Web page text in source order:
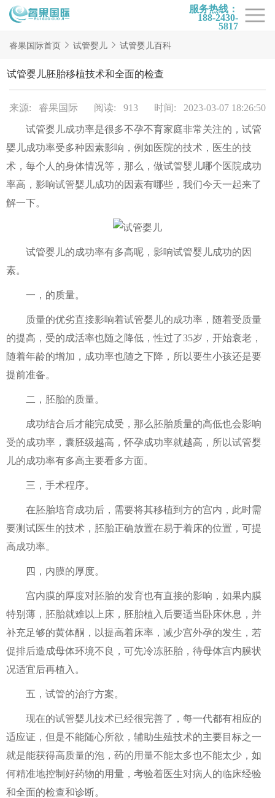
服务热线：
188-2430-
5817
首页
试管项目
试管百科
试管医院
睿果国际
睿果国际首页 试管婴儿 试管婴儿百科
试管婴儿胚胎移植技术和全面的检查
来源: 睿果国际 阅读: 913 时间: 2023-03-07 18:26:50
试管婴儿成功率是很多不孕不育家庭非常关注的，试管
婴儿成功率受多种因素影响，例如医院的技术，医生的技
术，每个人的身体情况等，那么，做试管婴儿哪个医院成功
率高，影响试管婴儿成功的因素有哪些，我们今天一起来了
解一下。
试管婴儿的成功率有多高呢，影响试管婴儿成功的因
素。
一，的质量。
质量的优劣直接影响着试管婴儿的成功率，随着受质量
的提高，受的成活率也随之降低，性过了35岁，开始衰老，
随着年龄的增加，成功率也随之下降，所以要生小孩还是要
提前准备。
二，胚胎的质量。
成功结合后才能完成受，那么胚胎质量的高低也会影响
受的成功率，囊胚级越高，怀孕成功率就越高，所以试管婴
儿的成功率有多高主要看多方面。
三，手术程序。
在胚胎培育成功后，需要将其移植到方的宫内，此时需
要测试医生的技术，胚胎正确放置在易于着床的位置，可提
高成功率。
四，内膜的厚度。
宫内膜的厚度对胚胎的发育也有直接的影响，如果内膜
特别薄，胚胎就难以上床，胚胎植入后要适当卧床休息，并
补充足够的黄体酮，以提高着床率，减少宫外孕的发生，若
促排后造成母体环境不良，可先冷冻胚胎，待母体宫内膜状
况适宜后再植入。
五，试管的治疗方案。
现在的试管婴儿技术已经很完善了，每一代都有相应的
适应证，但是不能随心所欲，辅助生殖技术的主要目标之一
就是能获得高质量的泡，药的用量不能太多也不能太少，如
何精准地控制好药物的用量，考验着医生对病人的临床经验
和全面的检查和诊断。